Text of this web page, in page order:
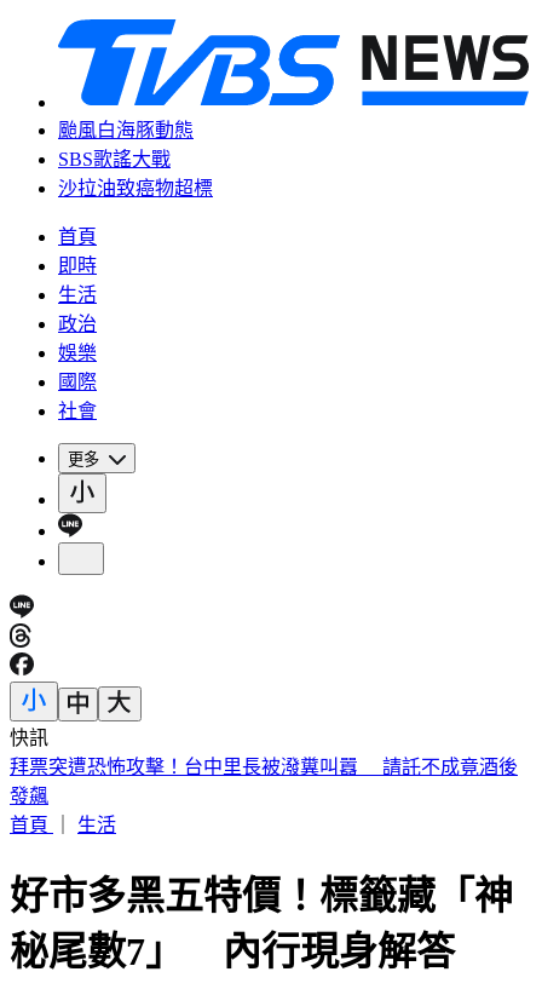
颱風白海豚動態
SBS歌謠大戰
沙拉油致癌物超標
首頁
即時
生活
政治
娛樂
國際
社會
更多
快訊
北市6旬老姊姊大街狂毆56歲弟 背後心酸原因曝
首頁
好市多黑五特價！標籤藏「神
秘尾數7」 內行現身解答